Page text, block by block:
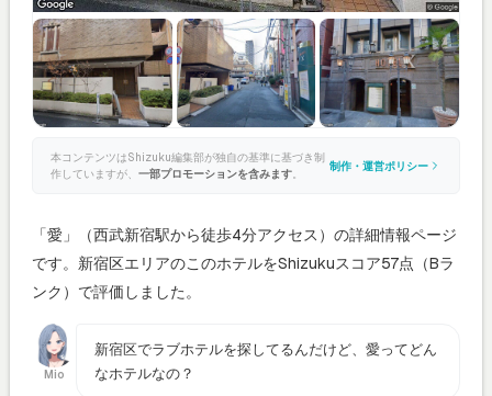
本コンテンツはShizuku編集部が独自の基準に基づき制
作していますが、 一部プロモーションを含みます。
制作・運営ポリシー
「愛」（西武新宿駅から徒歩4分アクセス）の詳細情報ページ
です。新宿区エリアのこのホテルをShizukuスコア57点（Bラ
ンク）で評価しました。
Mio
新宿区でラブホテルを探してるんだけど、愛ってどん
なホテルなの？